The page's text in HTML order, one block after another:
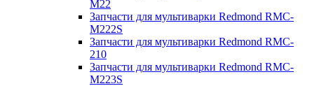
M22
Запчасти для мультиварки Redmond RMC-
M222S
Запчасти для мультиварки Redmond RMC-
210
Запчасти для мультиварки Redmond RMC-
M223S